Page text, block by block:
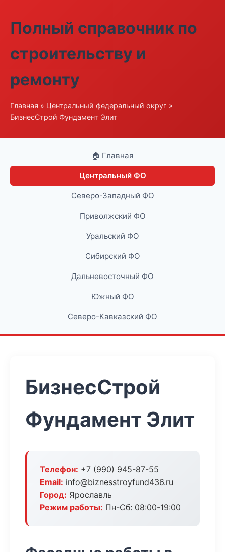
Полный справочник по
строительству и
ремонту
Главная » Центральный федеральный округ »
БизнесСтрой Фундамент Элит
🏠 Главная
Центральный ФО
Северо-Западный ФО
Приволжский ФО
Уральский ФО
Сибирский ФО
Дальневосточный ФО
Южный ФО
Северо-Кавказский ФО
БизнесСтрой
Фундамент Элит
Телефон: +7 (990) 945-87-55
Email: info@biznesstroyfund436.ru
Город: Ярославль
Режим работы: Пн-Сб: 08:00-19:00